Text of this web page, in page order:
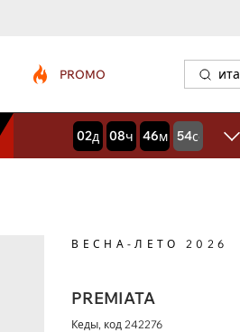
PROMO
02дней
08часов
46минут
53секунд
ВЕСНА-ЛЕТО 2026
PREMIATA
Кеды, код242276